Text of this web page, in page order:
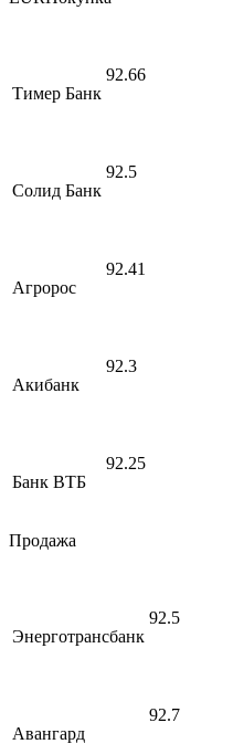
Тимер Банк
92.66
Солид Банк
92.5
Агророс
92.41
Акибанк
92.3
Банк ВТБ
92.25
Продажа
Энерготрансбанк
92.5
Авангард
92.7